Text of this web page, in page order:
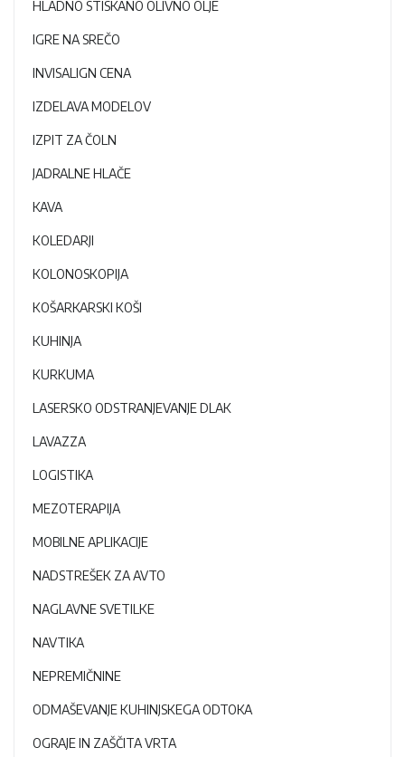
HLADNO STISKANO OLIVNO OLJE
IGRE NA SREČO
INVISALIGN CENA
IZDELAVA MODELOV
IZPIT ZA ČOLN
JADRALNE HLAČE
KAVA
KOLEDARJI
KOLONOSKOPIJA
KOŠARKARSKI KOŠI
KUHINJA
KURKUMA
LASERSKO ODSTRANJEVANJE DLAK
LAVAZZA
LOGISTIKA
MEZOTERAPIJA
MOBILNE APLIKACIJE
NADSTREŠEK ZA AVTO
NAGLAVNE SVETILKE
NAVTIKA
NEPREMIČNINE
ODMAŠEVANJE KUHINJSKEGA ODTOKA
OGRAJE IN ZAŠČITA VRTA